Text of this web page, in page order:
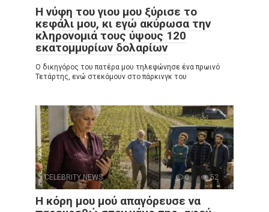
Η νύφη του γιου μου ξύρισε το
κεφάλι μου, κι εγώ ακύρωσα την
κληρονομιά τους ύψους 120
εκατομμυρίων δολαρίων
Ο δικηγόρος του πατέρα μου τηλεφώνησε ένα πρωινό
Τετάρτης, ενώ στεκόμουν στο πάρκινγκ του
CELEBRITY NEWS 0 52
Η κόρη μου μού απαγόρευσε να